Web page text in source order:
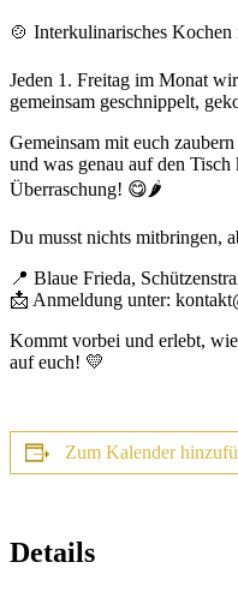
🍲 Interkulinarisches
Jeden 1. Freitag im Monat
gemeinsam geschnippelt,
Gemeinsam mit euch
und was genau auf den
Überraschung! 😋🌶️
Du musst nichts mitbringen,
📍 Blaue Frieda,
📩 Anmeldung unter:
Kommt vorbei und erlebt,
auf euch! 💛
Zum Kalender
Details